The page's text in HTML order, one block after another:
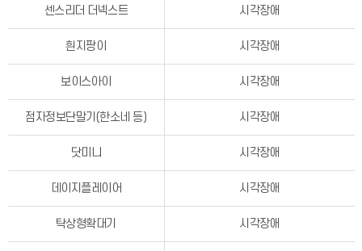
센스리더 더넥스트 시각장애
흰지팡이 시각장애
보이스아이 시각장애
점자정보단말기(한소네 등) 시각장애
닷미니 시각장애
데이지플레이어 시각장애
탁상형확대기 시각장애